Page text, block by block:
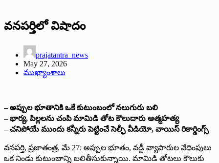
వ‌న‌ప‌ర్తిలో విషాదం
prajatantra_news
May 27, 2026
ముఖ్యాంశాలు
– అప్పుల భూతానికి ఒకే కుటుంబంలో నలుగురు బలి
– భార్య, పిల్లలను చంపి మామిడి తోట కౌలుదారు ఆత్మహత్య
– చనిపోయే ముందు కన్నీరు పెట్టించే సెల్ఫీ వీడియో, వాయిస్ రికార్డింగ్స్
వనపర్తి, ప్రజాతంత్ర, మే 27: అప్పుల భూతం, వడ్డీ వ్యాపారుల వేధింపులు
ఒక నిండు కుటుంబాన్ని బలితీసుకున్నాయి. మామిడి తోటలు కౌలుకు